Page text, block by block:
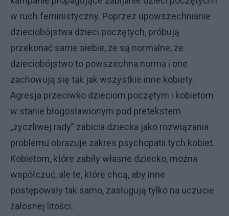
w ruch feministyczny. Poprzez upowszechnianie
dzieciobójstwa dzieci poczętych, próbują
przekonać same siebie, że są normalne, że
dzieciobójstwo to powszechna norma i one
zachowują się tak jak wszystkie inne kobiety.
Agresja przeciwko dzieciom poczętym i kobietom
w stanie błogosławionym pod pretekstem
„życzliwej rady” zabicia dziecka jako rozwiązania
problemu obrazuje zakres psychopatii tych kobiet.
Kobietom, które zabiły własne dziecko, można
współczuć, ale te, które chcą, aby inne
postępowały tak samo, zasługują tylko na uczucie
żałosnej litości.